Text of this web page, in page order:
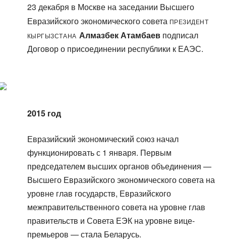
23 декабря в Москве на заседании Высшего
Евразийского экономического совета президент
Кыргызстана Алмазбек Атамбаев подписал
Договор о присоединении республики к ЕАЭС.
2015 год
Евразийский экономический союз начал
функционировать с 1 января. Первым
председателем высших органов объединения —
Высшего Евразийского экономического совета на
уровне глав государств, Евразийского
межправительственного совета на уровне глав
правительств и Совета ЕЭК на уровне вице-
премьеров — стала Беларусь.